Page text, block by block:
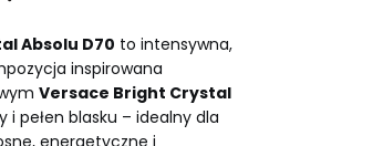
Absolu D70 to intensywna,
inspirowana
Versace Bright Crystal
i pełen blasku – idealny dla